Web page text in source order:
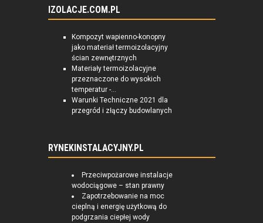
IZOLACJE.COM.PL
Kompozyt wapienno-konopny
jako materiał termoizolacyjny
ścian zewnętrznych
Materiały termoizolacyjne
przeznaczone do wysokich
temperatur -...
Warunki Techniczne 2021 dla
przegród i złączy budowlanych
RYNEKINSTALACYJNY.PL
Przeciwpożarowe instalacje
wodociągowe – stan prawny
Zapotrzebowanie na moc
cieplną i energię użytkową do
podgrzania ciepłej wody